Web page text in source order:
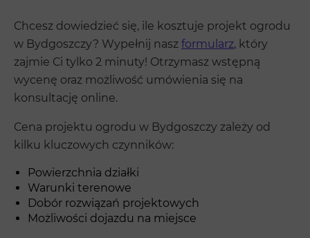
Chcesz dowiedzieć się, ile kosztuje projekt ogrodu
w Bydgoszczy? Wypełnij nasz formularz, który
zajmie Ci tylko 2 minuty! Otrzymasz wstępną
wycenę oraz możliwość umówienia się na
konsultację online.
Cena projektu ogrodu w Bydgoszczy zależy od
kilku kluczowych czynników:
Powierzchnia działki
Warunki terenowe
Dobór rozwiązań projektowych
Możliwości dojazdu na miejsce